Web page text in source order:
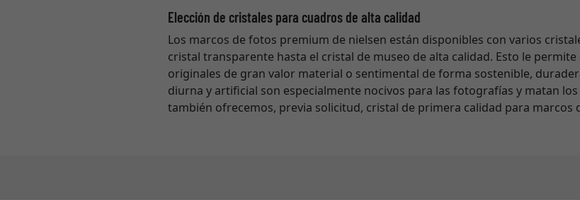
Elección de cristales para cuadros de alta calidad
Los marcos de fotos premium de nielsen están disponibles con varios
cristal transparente hasta el cristal de museo de alta calidad. Esto le
originales de gran valor material o sentimental de forma sostenible,
diurna y artificial son especialmente nocivos para las fotografías y matan
también ofrecemos, previa solicitud, cristal de primera calidad para marcos